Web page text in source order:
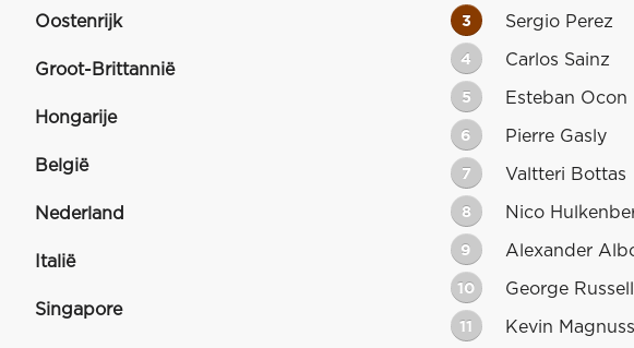
Oostenrijk
Groot-Brittannië
Hongarije
België
Nederland
Italië
Singapore
3 Sergio Perez
4 Carlos Sainz
5 Esteban Ocon
6 Pierre Gasly
7 Valtteri Bottas
8 Nico
9 Alexander
10 George Russell
11 Kevin